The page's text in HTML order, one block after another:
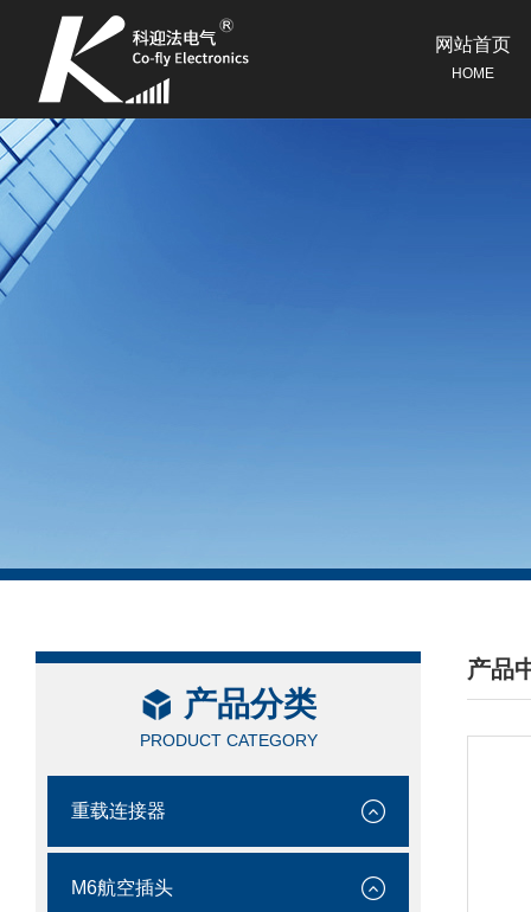
网站首页
HOME
产品分类
PRODUCT CATEGORY
重载连接器
M6航空插头
产品
/